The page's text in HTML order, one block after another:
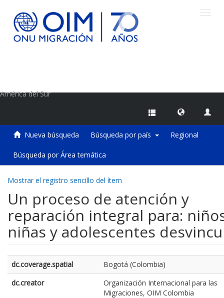
América del Sur
Nueva búsqueda Búsqueda por país Regional
Búsqueda por Área temática
Mostrar el registro sencillo del ítem
Un proceso de atención y
reparación integral para:
niñas y adolescentes
dc.coverage.spatial
Bogotá (Colombia)
dc.creator
Organización Internacional para las
Migraciones, OIM Colombia